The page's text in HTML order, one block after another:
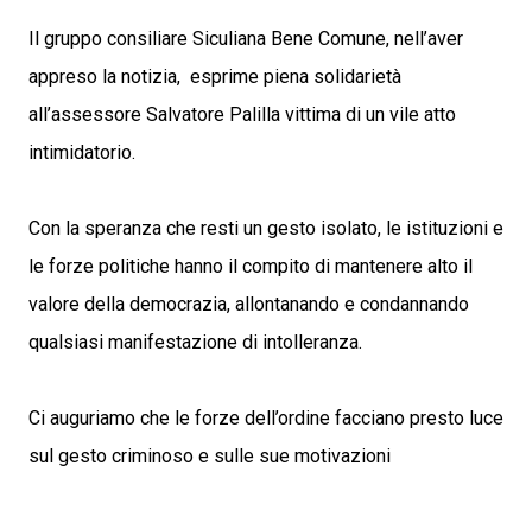
Il gruppo consiliare Siculiana Bene Comune, nell’aver
appreso la notizia, esprime piena solidarietà
all’assessore Salvatore Palilla vittima di un vile atto
intimidatorio.
Con la speranza che resti un gesto isolato, le istituzioni e
le forze politiche hanno il compito di mantenere alto il
valore della democrazia, allontanando e condannando
qualsiasi manifestazione di intolleranza.
Ci auguriamo che le forze dell’ordine facciano presto luce
sul gesto criminoso e sulle sue motivazioni